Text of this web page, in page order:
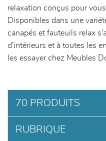
décoration
relaxation conçus pour
Disponibles dans une
canapés et fauteuils relax
d'intérieurs et à toutes les
les essayer chez Meubles
70 PRODUITS
RUBRIQUE